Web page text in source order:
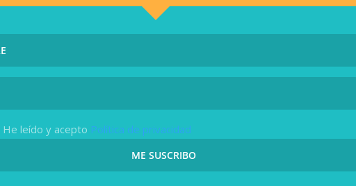
| SANACIÓN DEL
ENERGÉTICA
NATURA CONSCIENTE | FOREST
MINDFULNESS
Area AIRE LIBRE
He leído y acepto Política de privacidad